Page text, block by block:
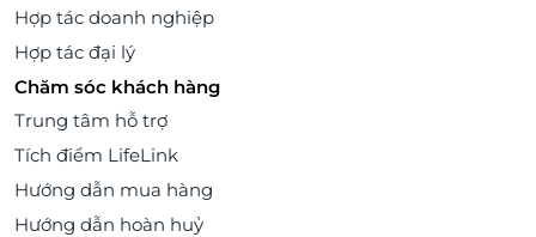
Hợp tác doanh nghiệp
Hợp tác đại lý
Chăm sóc khách hàng
Trung tâm hỗ trợ
Tích điểm LifeLink
Hướng dẫn mua hàng
Hướng dẫn hoàn huỷ